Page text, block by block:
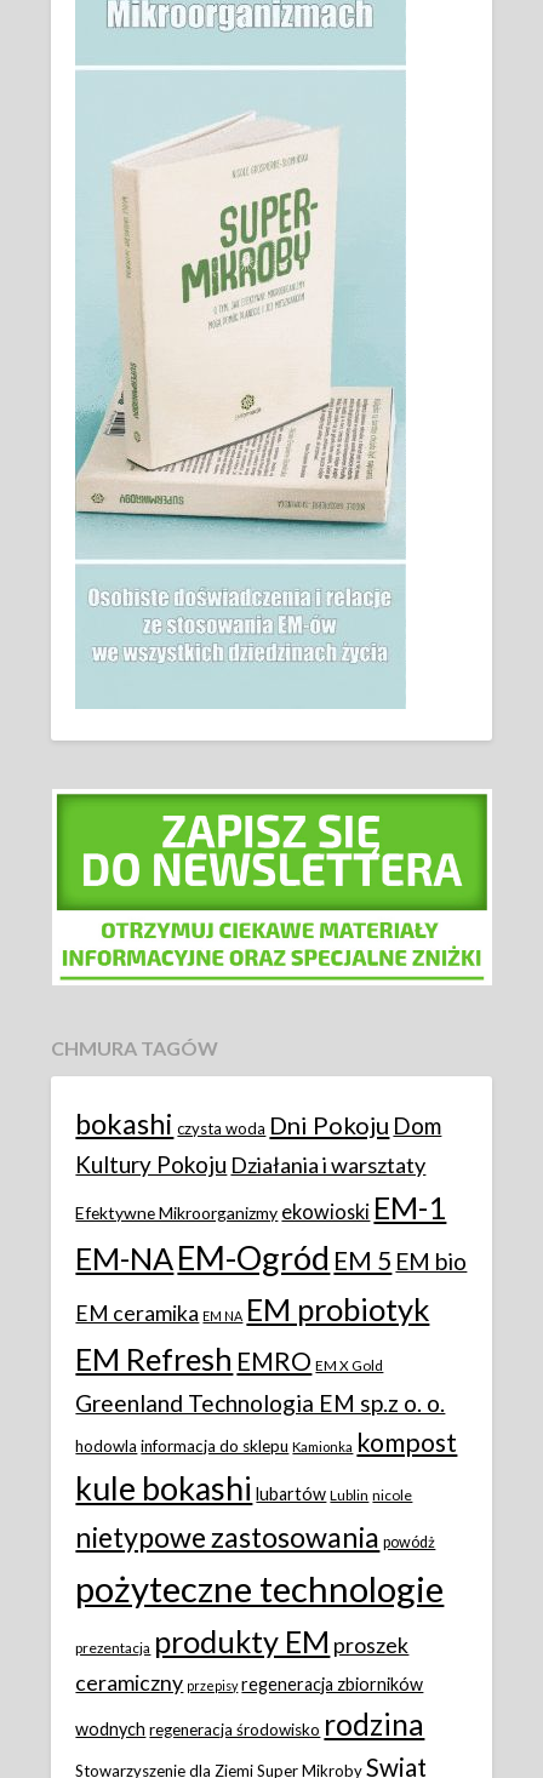
CHMURA TAGÓW
bokashi czysta woda Dni Pokoju Dom
Kultury Pokoju Działania i warsztaty
Efektywne Mikroorganizmy ekowioski EM-1
EM-NAEM-Ogród EM 5 EM bio
EM ceramika EM NA EM probiotyk
EM Refresh EMRO EM X Gold
Greenland Technologia EM sp.z o. o.
hodowla informacja do sklepu Kamionka kompost
kule bokashi lubartów Lublin nicole
nietypowe zastosowania powódż
pożyteczne technologie
prezentacja produkty EM proszek
ceramiczny przepisy regeneracja zbiorników
wodnych regeneracja środowisko rodzina
Stowarzyszenie dla Ziemi Super Mikroby Swiat